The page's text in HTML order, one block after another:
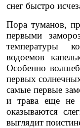
снег быстро
Пора туманов,
первыми
температуры
водоемов
Особенно
первых
самые первые
и трава еще не
оказываются
выглядит